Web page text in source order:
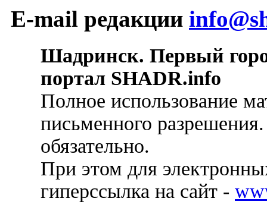
E-mail редакции
Шадринск. Первый
портал SHADR.info
Полное использование
письменного
обязательно.
При этом для
гиперссылка на сайт -